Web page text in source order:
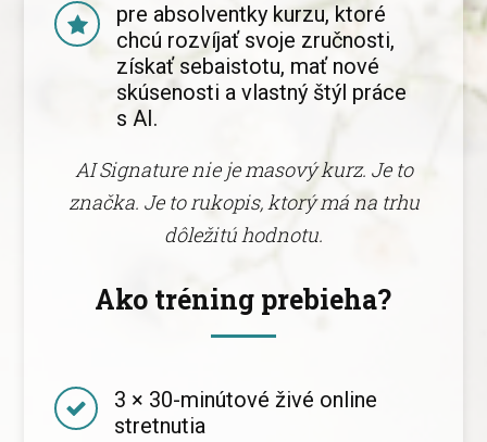
pre absolventky kurzu, ktoré
chcú rozvíjať svoje zručnosti,
získať sebaistotu, mať nové
skúsenosti a vlastný štýl práce
s AI.
AI Signature nie je masový kurz. Je to
značka. Je to rukopis, ktorý má na trhu
dôležitú hodnotu.
Ako tréning prebieha?
3 × 30-minútové živé online
stretnutia